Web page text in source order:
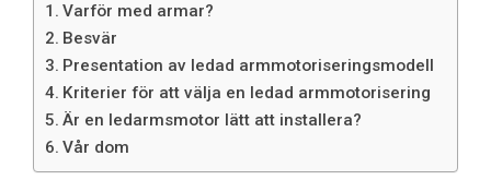
Varför med armar?
Besvär
Presentation av ledad armmotoriseringsmodell
Kriterier för att välja en ledad armmotorisering
Är en ledarmsmotor lätt att installera?
Vår dom